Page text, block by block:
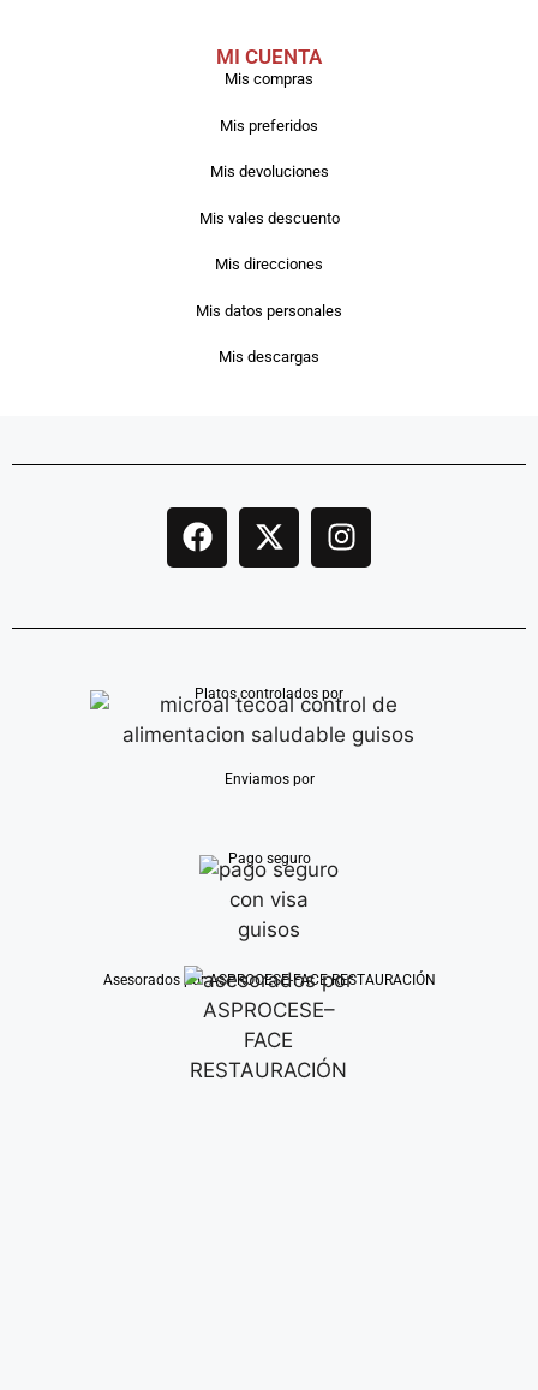
MI CUENTA
Mis compras
Mis preferidos
Mis devoluciones
Mis vales descuento
Mis direcciones
Mis datos personales
Mis descargas
Platos controlados por
Enviamos por
Pago seguro
Asesorados por ASPROCESE-FACE RESTAURACIÓN